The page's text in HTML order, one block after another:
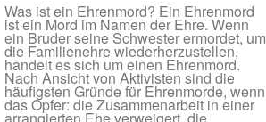
Was ist ein Ehrenmord? Ein Ehrenmord
ist ein Mord im Namen der Ehre. Wenn
ein Bruder seine Schwester ermordet, um
die Familienehre wiederherzustellen,
handelt es sich um einen Ehrenmord.
Nach Ansicht von Aktivisten sind die
häufigsten Gründe für Ehrenmorde, wenn
das Opfer: die Zusammenarbeit in einer